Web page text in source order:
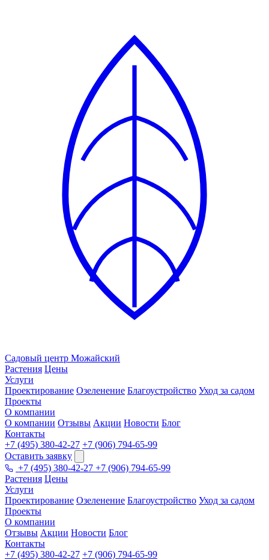
Садовый центр Можайский
Растения Цены
Услуги
Проектирование Озеленение Благоустройство Уход за садом
Проекты
О компании
О компании Отзывы Акции Новости Блог
Контакты
+7 (495) 380-42-27 +7 (906) 794-65-99
Оставить заявку
+7 (495) 380-42-27 +7 (906) 794-65-99
Растения Цены
Услуги
Проектирование Озеленение Благоустройство Уход за садом
Проекты
О компании
Отзывы Акции Новости Блог
Контакты
+7 (495) 380-42-27 +7 (906) 794-65-99